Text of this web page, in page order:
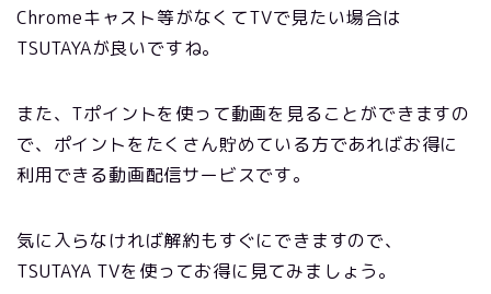
Chromeキャスト等がなくてTVで見たい場合は
TSUTAYAが良いですね。
また、Tポイントを使って動画を見ることができますの
で、ポイントをたくさん貯めている方であればお得に
利用できる動画配信サービスです。
気に入らなければ解約もすぐにできますので、
TSUTAYA TVを使ってお得に見てみましょう。